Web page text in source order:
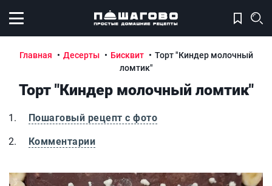
Открыть меню
Главная Десерты Бисквит
Торт "Киндер молочный
ломтик"
Торт "Киндер молочный ломтик"
Пошаговый рецепт с фото
Комментарии
Торт "Киндер молочный ломтик"